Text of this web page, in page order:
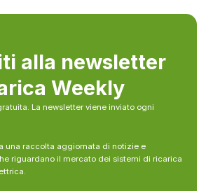
alla newsletter
Weekly
La newsletter viene inviato ogni
una raccolta aggiornata di notizie e
riguardano il mercato dei sistemi di ricarica